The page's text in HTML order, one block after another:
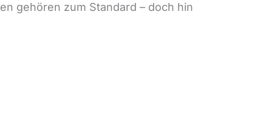
gehören zum Standard – doch hin